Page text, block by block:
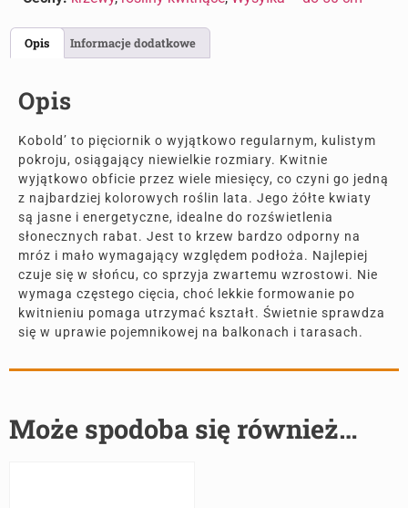
Opis Informacje dodatkowe
Opis
Kobold’ to pięciornik o wyjątkowo regularnym, kulistym
pokroju, osiągający niewielkie rozmiary. Kwitnie
wyjątkowo obficie przez wiele miesięcy, co czyni go jedną
z najbardziej kolorowych roślin lata. Jego żółte kwiaty
są jasne i energetyczne, idealne do rozświetlenia
słonecznych rabat. Jest to krzew bardzo odporny na
mróz i mało wymagający względem podłoża. Najlepiej
czuje się w słońcu, co sprzyja zwartemu wzrostowi. Nie
wymaga częstego cięcia, choć lekkie formowanie po
kwitnieniu pomaga utrzymać kształt. Świetnie sprawdza
się w uprawie pojemnikowej na balkonach i tarasach.
Może spodoba się również…